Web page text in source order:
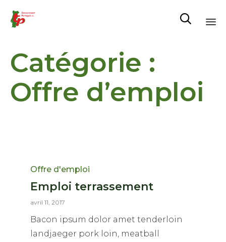

Catégorie :
Offre d’emploi
Catégorie
Offre d'emploi
Emploi terrassement
avril 11, 2017
Bacon ipsum dolor amet tenderloin
landjaeger pork loin, meatball